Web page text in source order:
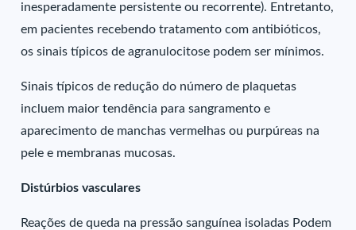
inesperadamente persistente ou recorrente). Entretanto,
em pacientes recebendo tratamento com antibióticos,
os sinais típicos de agranulocitose podem ser mínimos.
Sinais típicos de redução do número de plaquetas
incluem maior tendência para sangramento e
aparecimento de manchas vermelhas ou purpúreas na
pele e membranas mucosas.
Distúrbios vasculares
Reações de queda na pressão sanguínea isoladas Podem